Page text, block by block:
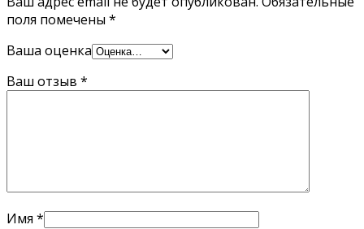
поля помечены *
Ваша оценка
Ваш отзыв *
Имя *